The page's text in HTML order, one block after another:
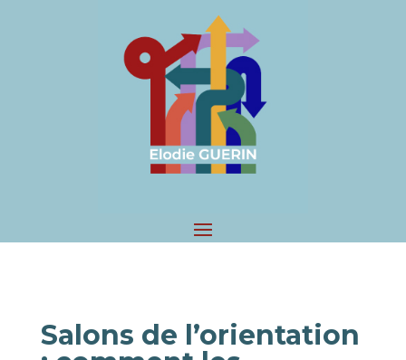
Salons de l’orientation